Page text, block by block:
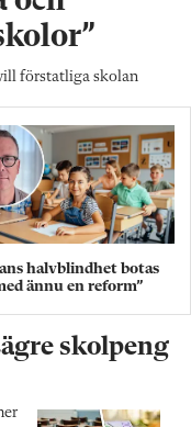
förstatliga skolan
halvblindhet botas
ännu en reform”
skolpeng